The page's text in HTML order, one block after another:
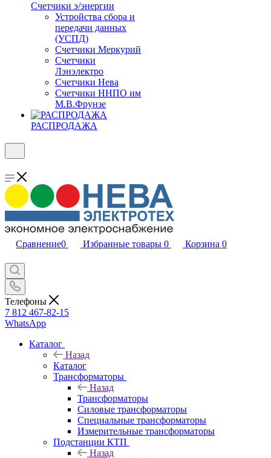
Счетчики э/энергии
Устройства сбора и
передачи данных
(УСПД)
Счетчики Меркурий
Счетчики
Лэнэлектро
Счетчики Нева
Счетчики ННПО им
М.В.Фрунзе
РАСПРОДАЖА
Сравнение0 Избранные товары 0 Корзина 0
Телефоны
7 812 467-82-15
WhatsApp
Каталог
Назад
Каталог
Трансформаторы
Назад
Трансформаторы
Силовые трансформаторы
Специальные трансформаторы
Измерительные трансформаторы
Подстанции КТП
Назад